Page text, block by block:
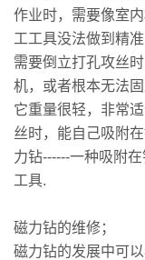
作业时，需要像室
工工具没法做到精
需要倒立打孔攻丝
机，或者根本无法
它重量很轻，非常
丝时，能自己吸附
力钻------一种吸附
工具.
磁力钻的维修；
磁力钻的发展中可